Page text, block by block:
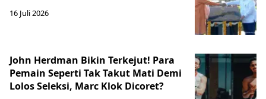
16 Juli 2026
John Herdman Bikin Terkejut! Para
Pemain Seperti Tak Takut Mati Demi
Lolos Seleksi, Marc Klok Dicoret?